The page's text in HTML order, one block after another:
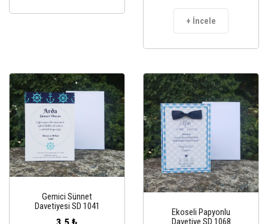
+ İncele
Gemici Sünnet
Davetiyesi SD 1041
Ekoseli Papyonlu
Davetiye SD 1068